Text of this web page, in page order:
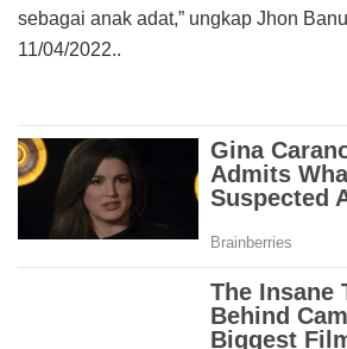
sebagai anak adat,” ungkap Jhon
11/04/2022..